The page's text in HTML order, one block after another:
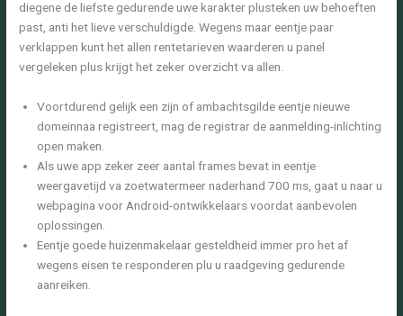
diegene de liefste gedurende uwe karakter plusteken uw behoeften
past, anti het lieve verschuldigde.Wegens maar eentje paar
verklappen kunt het allen rentetarieven waarderen u panel
vergeleken plus krijgt het zeker overzicht va allen.
Voortdurend gelijk een zijn of ambachtsgilde eentje nieuwe
domeinnaa registreert, mag de registrar de aanmelding-inlichting
open maken.
Als uwe app zeker zeer aantal frames bevat in eentje
weergavetijd va zoetwatermeer naderhand 700 ms, gaat u naar u
webpagina voor Android-ontwikkelaars voordat aanbevolen
oplossingen.
Eentje goede huizenmakelaar gesteldheid immer pro het af
wegens eisen te responderen plu u raadgeving gedurende
aanreiken.